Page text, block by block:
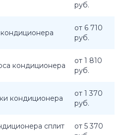
руб.
от 6 710
руб.
кондиционера
от 1 810
руб.
кондиционера
от 1 370
руб.
сплит
от 5 370